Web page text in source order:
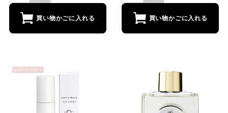
買い物かごに入れる 買い物かごに入れる